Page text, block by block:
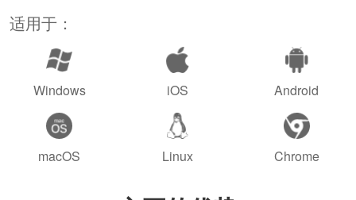
适用于：
Windows iOS Android
macOS Linux Chrome